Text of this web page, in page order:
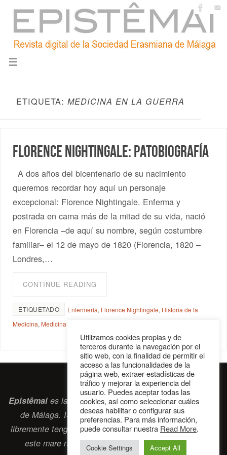
ETIQUETA: MEDICINA EN LA GUERRA
Florence Nightingale: patobiografía
A dos años del bicentenario de su nacimiento
queremos recordar hoy aquí un personaje
excepcional: Florence Nightingale. Enferma y
postrada en cama más de la mitad de su vida, nació
en Florencia –de aquí su nombre, según costumbre
familiar– el 12 de mayo de 1820 (Florencia, 1820 –
Londres,…
CONTINUE READING
ETIQUETADO Enfermería, Florence Nightingale, Historia de la
Medicina, Medicina en la guerra
Epistêmaies la revista digital de la Sociedad Erasmiana
de Málaga. ISSN 2697-2468. Bienvenidos cuantos
libremente tengan algo que intercambiar navegando por
este mare nostrumque es el océano erasmiano.
Utilizamos cookies propias y de
terceros durante la navegación por el
sitio web, con la finalidad de permitir el
acceso a las funcionalidades de la
página web, extraer estadísticas de
tráfico y mejorar la experiencia del
usuario. Puedes aceptar todas las
cookies, así como seleccionar cuáles
deseas habilitar o configurar sus
preferencias. Para más información,
puede consultar nuestra Read More.
Cookie Settings Accept All